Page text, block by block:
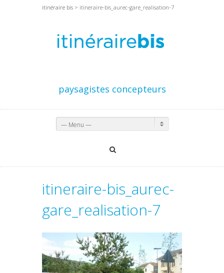
itinéraire bis > itineraire-bis_aurec-gare_realisation-7
paysagistes concepteurs
— Menu —
itineraire-bis_aurec-
gare_realisation-7